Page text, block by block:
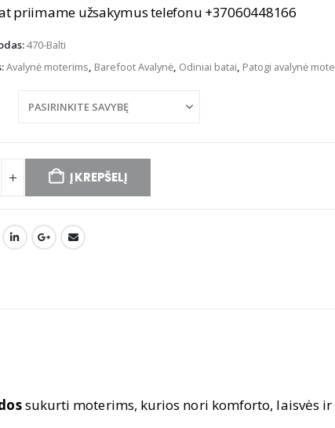
priimame užsakymus telefonu +37060448166
470-Balti
Avalynė moterims, Barefoot Avalynė, Odiniai batai, Patogi avalynė
Į KREPŠELĮ
sukurti moterims, kurios nori komforto, laisvės ir